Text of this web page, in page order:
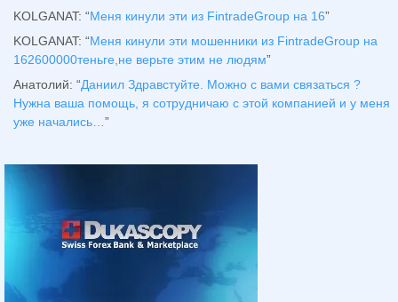
KOLGANAT: “Меня кинули эти из FintradeGroup на 16”
KOLGANAT: “Меня кинули эти мошенники из FintradeGroup на
162600000теньге,не верьте этим не людям”
Анатолий: “Даниил Здравстуйте. Можно с вами связаться ?
Нужна ваша помощь, я сотрудничаю с этой компанией и у меня
уже начались… ”